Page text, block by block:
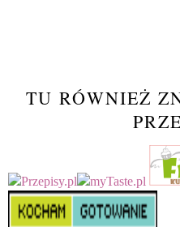
TU RÓWNIEŻ